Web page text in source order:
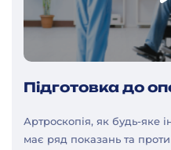
Підготовка до
Артроскопія, як будь-яке
має ряд показань та